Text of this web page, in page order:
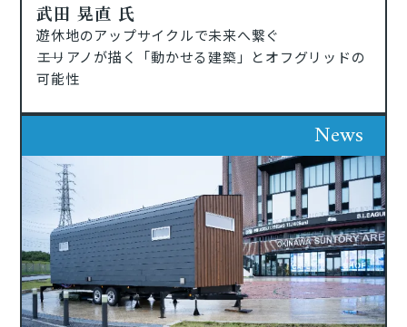
武田 晃直 氏
遊休地のアップサイクルで未来へ繋ぐ
――エリアノが描く「動かせる建築」とオフグリッドの
可能性
News